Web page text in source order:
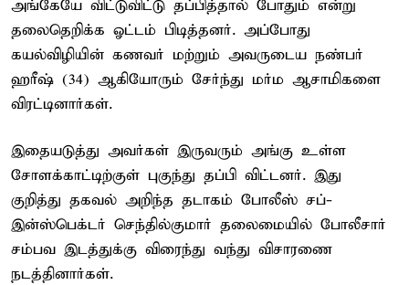
அங்கேயே விட்டுவிட்டு தப்பித்தால் போதும் என்று
தலைதெறிக்க ஓட்டம் பிடித்தனர். அப்போது
கயல்விழியின் கணவர் மற்றும் அவருடைய நண்பர்
ஹரீஷ் (34) ஆகியோரும் சேர்ந்து மர்ம ஆசாமிகளை
விரட்டினார்கள்.
இதையடுத்து அவர்கள் இருவரும் அங்கு உள்ள
சோளக்காட்டிற்குள் புகுந்து தப்பி விட்டனர். இது
குறித்து தகவல் அறிந்த தடாகம் போலீஸ் சப்-
இன்ஸ்பெக்டர் செந்தில்குமார் தலைமையில் போலீசார்
சம்பவ இடத்துக்கு விரைந்து வந்து விசாரணை
நடத்தினார்கள்.